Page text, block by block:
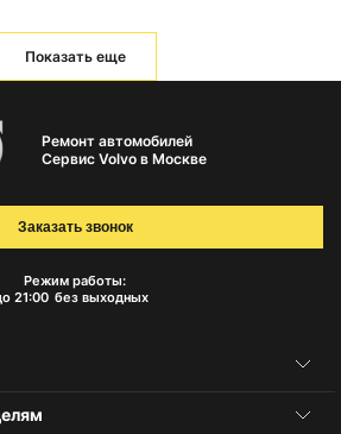
Показать еще
Ремонт автомобилей
Сервис Volvo в Москве
Режим работы:
21:00 без выходных
Заказать звонок